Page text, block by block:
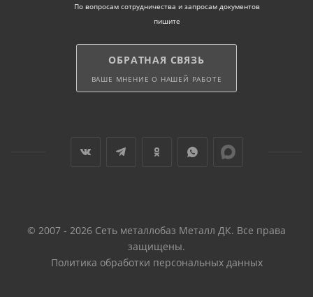
По вопросам сотрудничества и запросам документов
пишите
ОБРАТНАЯ СВЯЗЬ
ВАШЕ МНЕНИЕ О НАШЕЙ РАБОТЕ
© 2007 - 2026 Сеть металлобаз Металл ДК. Все права
защищены.
Политика обработки персональных данных